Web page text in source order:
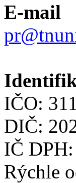
E-mail
IČO:
DIČ:
IČ
Rýchle